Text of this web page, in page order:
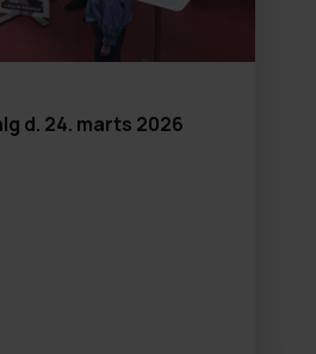
d. 24. marts 2026